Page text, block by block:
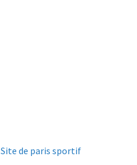
Site de paris sportif